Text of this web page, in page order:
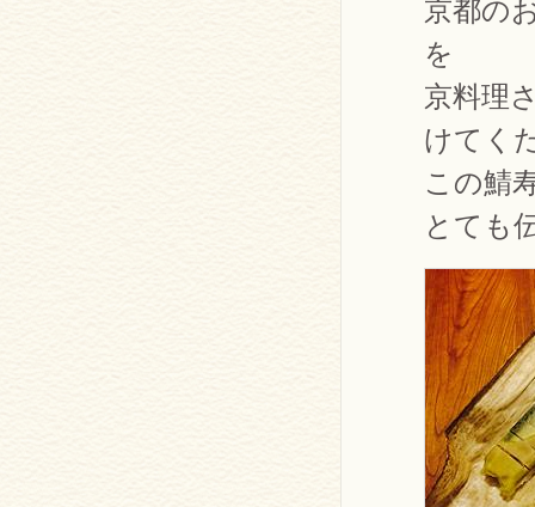
京都の
を
京料理
けてく
この鯖
とても